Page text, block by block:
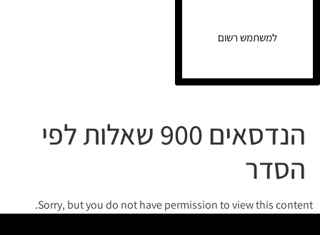
למשתמש רשום
הנדסאים 900 שאלות לפי
הסדר
Sorry, but you do not have permission to view this content.